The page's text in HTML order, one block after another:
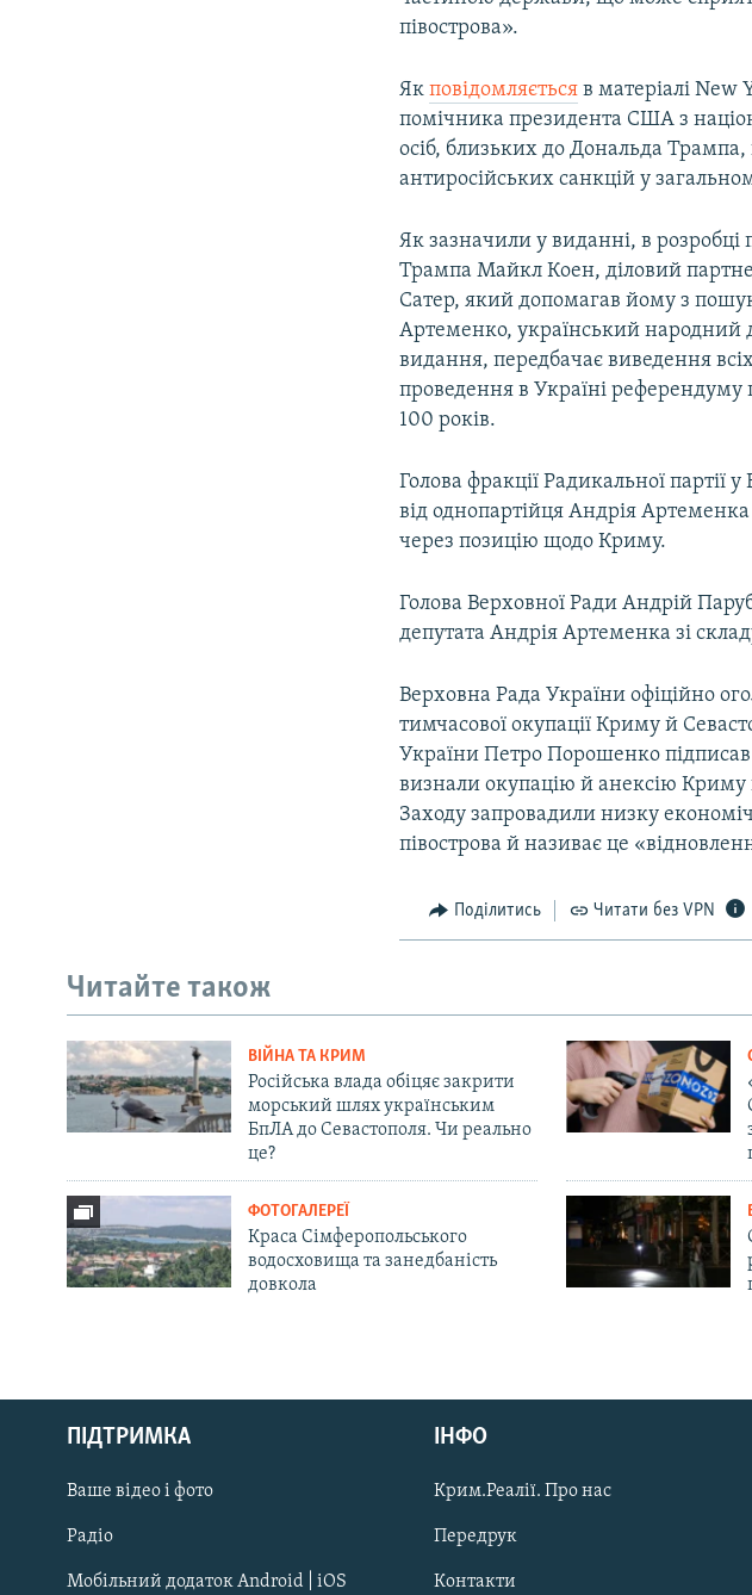
Русский
Qırımtatar
ДОЛУЧАЙСЯ!
півострова».
Якповідомляється в матеріалі New
помічника президента США з
осіб, близьких до Дональда
антиросійських санкцій у
Як зазначили у виданні, в розробці
Трампа Майкл Коен, діловий
Сатер, який допомагав йому з
Артеменко, український народний
видання, передбачає виведення
проведення в Україні референдуму
100 років.
Голова фракції Радикальної
від однопартійця Андрія
через позицію щодо Криму.
Голова Верховної Ради Андрій
депутата Андрія Артеменка зі
Верховна Рада України офіційно
тимчасової окупації Криму й
України Петро Порошенко підписав
визнали окупацію й анексію Криму
Заходу запровадили низку
півострова й називає це
Поділитись Читати без VPN
Читайте також
ВІЙНА ТА КРИМ
Російська влада обіцяє закрити
морський шлях українським
БпЛА до Севастополя. Чи реально
це?
ФОТОГАЛЕРЕЇ
Краса Сімферопольського
водосховища та занедбаність
довкола
ПІДТРИМКА
Ваше відео і фото
Радіо
Мобільний додаток Android | iOS
ІНФО
Крим.Реалії. Про нас
Передрук
Контакти